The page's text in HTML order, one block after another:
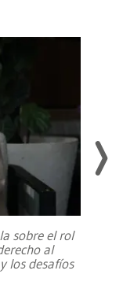
sobre el rol
al
los desafíos